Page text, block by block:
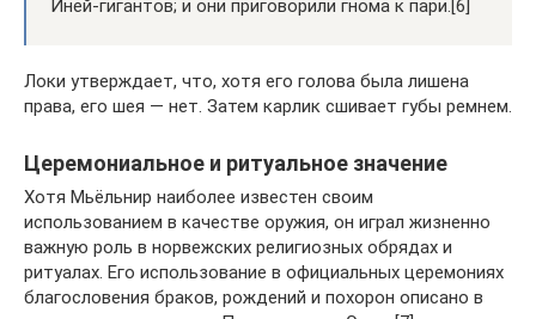
Иней-гигантов; и они приговорили гнома к пари.[6]
Локи утверждает, что, хотя его голова была лишена
права, его шея — нет. Затем карлик сшивает губы ремнем.
Церемониальное и ритуальное значение
Хотя Мьёльнир наиболее известен своим
использованием в качестве оружия, он играл жизненно
важную роль в норвежских религиозных обрядах и
ритуалах. Его использование в официальных церемониях
благословения браков, рождений и похорон описано в